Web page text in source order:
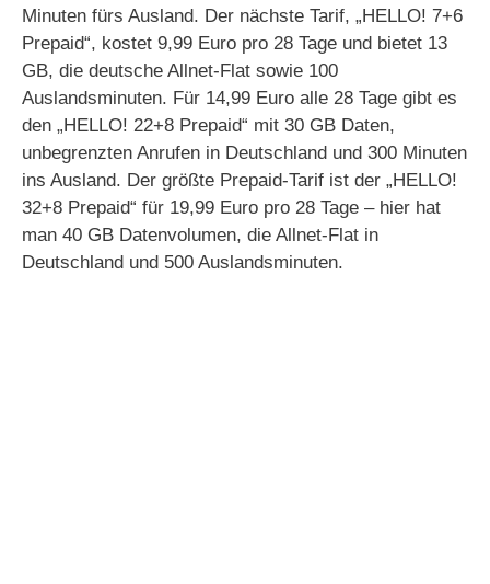
Minuten fürs Ausland. Der nächste Tarif, „HELLO! 7+6
Prepaid“, kostet 9,99 Euro pro 28 Tage und bietet 13
GB, die deutsche Allnet-Flat sowie 100
Auslandsminuten. Für 14,99 Euro alle 28 Tage gibt es
den „HELLO! 22+8 Prepaid“ mit 30 GB Daten,
unbegrenzten Anrufen in Deutschland und 300 Minuten
ins Ausland. Der größte Prepaid-Tarif ist der „HELLO!
32+8 Prepaid“ für 19,99 Euro pro 28 Tage – hier hat
man 40 GB Datenvolumen, die Allnet-Flat in
Deutschland und 500 Auslandsminuten.